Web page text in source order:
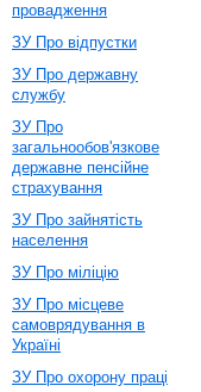
провадження
ЗУ Про відпустки
ЗУ Про державну
службу
ЗУ Про
загальнообов'язкове
державне пенсійне
страхування
ЗУ Про зайнятість
населення
ЗУ Про міліцію
ЗУ Про місцеве
самоврядування в
Україні
ЗУ Про охорону праці